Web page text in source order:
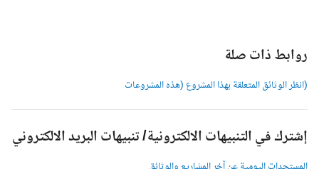
روابط ذات صلة
(انظر الوثائق المتعلقة بهذا المشروع (هذه المشروعات
إشترك في التنبيهات الالكترونية/ تنبيهات البريد الالكتروني